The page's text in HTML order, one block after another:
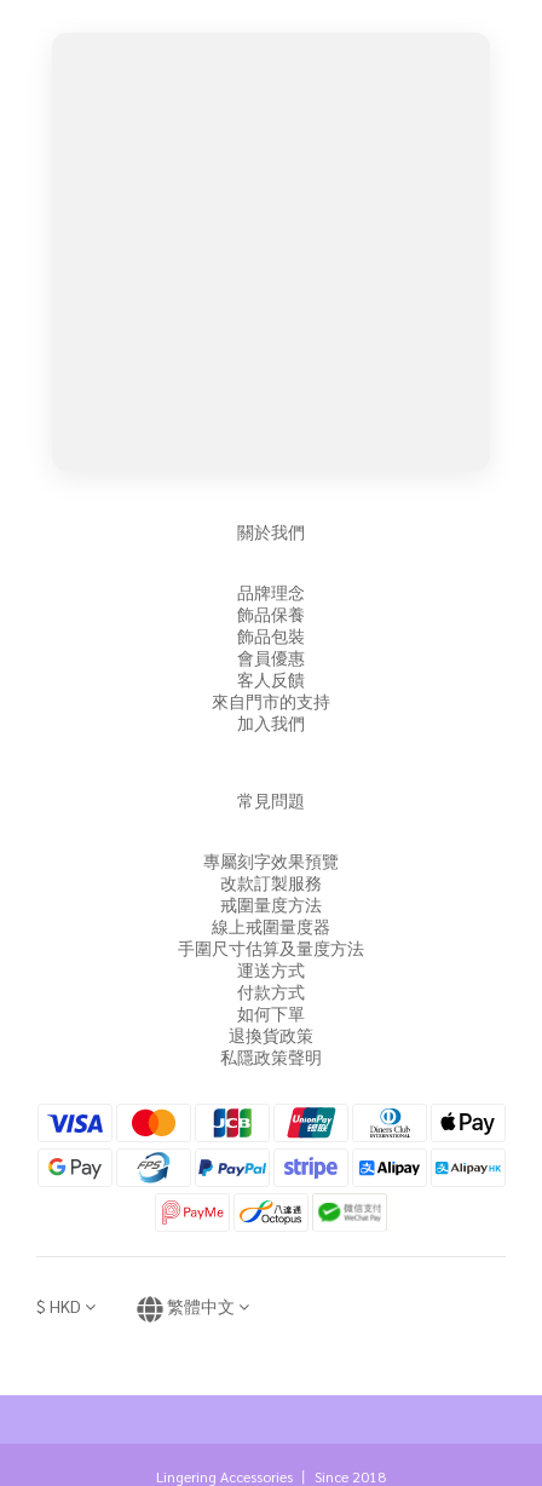
關於我們
品牌理念
飾品保養
飾品包裝
會員優惠
客人反饋
來自門市的支持
加入我們
常見問題
專屬刻字效果預覽
改款訂製服務
戒圍量度方法
線上戒圍量度器
手圍尺寸估算及量度方法
運送方式
付款方式
如何下單
退換貨政策
私隱政策聲明
$ HKD 繁體中文
Lingering Accessories 丨 Since 2018